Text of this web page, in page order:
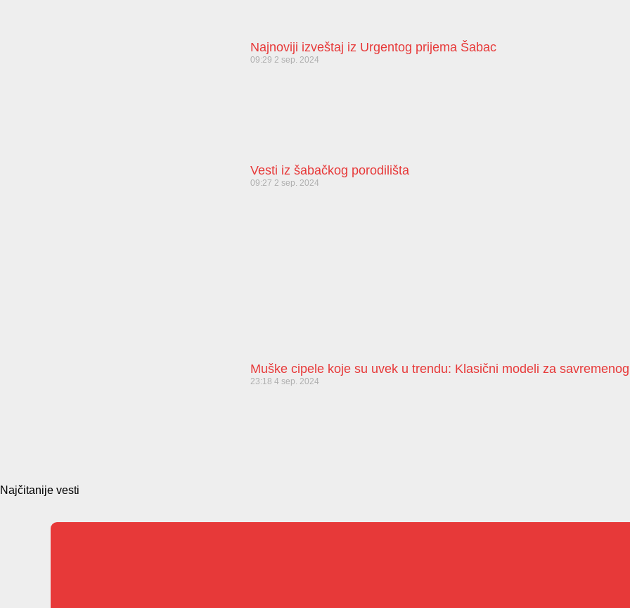
Najnoviji izveštaj iz Urgentog prijema Šabac
09:29 2 sep. 2024
Vesti iz šabačkog porodilišta
09:27 2 sep. 2024
Muške cipele koje su uvek u trendu: Klasični modeli za
23:18 4 sep. 2024
Najčitanije vesti